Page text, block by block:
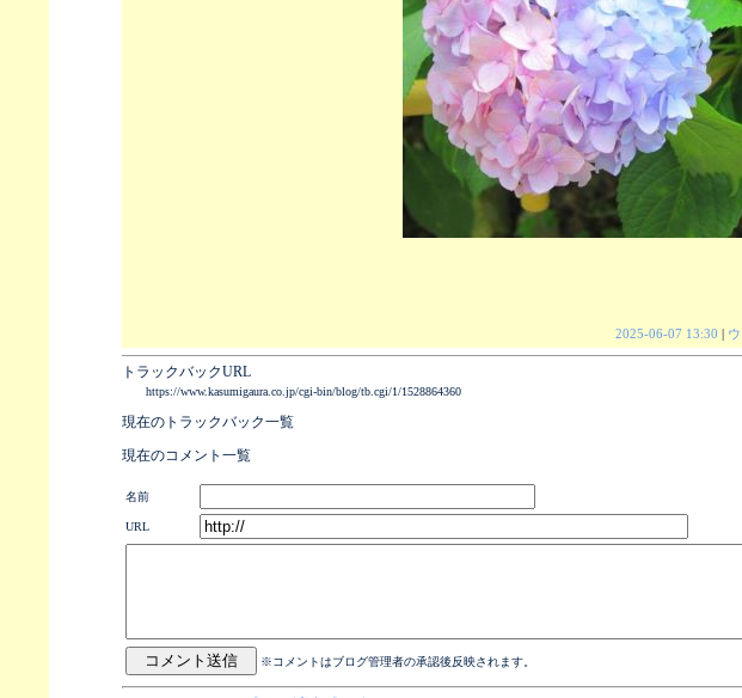
2025-06-07 13:30 |
トラックバックURL
https://www.kasumigaura.co.jp/cgi-bin/blog/tb.cgi/1/1528864360
現在のトラックバック一覧
現在のコメント一覧
名前
URL
※コメントはブログ管理者の承認後反映されます。